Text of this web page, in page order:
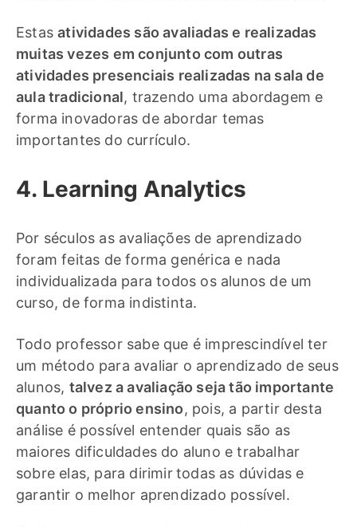
Estasatividades são avaliadas e realizadas
muitas vezes em conjunto com outras
atividades presenciais realizadas na sala de
aula tradicional, trazendo uma abordagem e
forma inovadoras de abordar temas
importantes do currículo.
4. Learning Analytics
Por séculos as avaliações de aprendizado
foram feitas de forma genérica e nada
individualizada para todos os alunos de um
curso, de forma indistinta.
Todo professor sabe que é imprescindível ter
um método para avaliar o aprendizado de seus
alunos, talvez a avaliação seja tão importante
quanto o próprio ensino, pois, a partir desta
análise é possível entender quais são as
maiores dificuldades do aluno e trabalhar
sobre elas, para dirimir todas as dúvidas e
garantir o melhor aprendizado possível.